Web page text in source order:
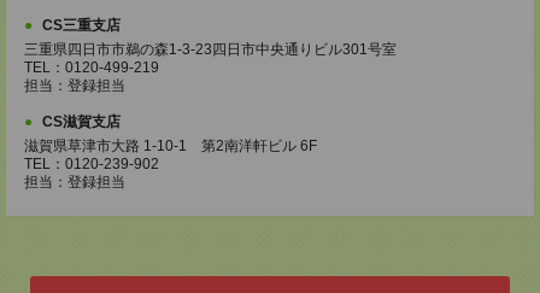
CS三重支店
三重県四日市市鵜の森1-3-23四日市中央通りビル301号室
TEL：0120-499-219
担当：登録担当
CS滋賀支店
滋賀県草津市大路 1-10-1 第2南洋軒ビル 6F
TEL：0120-239-902
担当：登録担当